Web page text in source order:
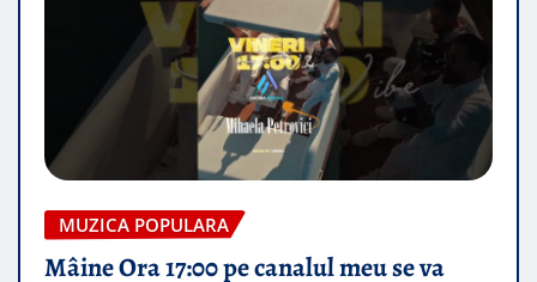
MUZICA POPULARA
Mâine Ora 17:00 pe canalul meu se va